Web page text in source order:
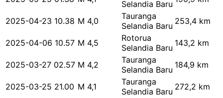
Selandia Baru
2025-04-23 10.38 M 4,0
Tauranga
Selandia Baru 253,4 km
2025-04-06 10.57 M 4,5
Rotorua
Selandia Baru 143,2 km
2025-03-27 02.57 M 4,2
Tauranga
Selandia Baru 184,9 km
2025-03-25 21.00 M 4,1
Tauranga
Selandia Baru 272,2 km